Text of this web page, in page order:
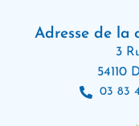
Adresse de la
3
54110
03 83